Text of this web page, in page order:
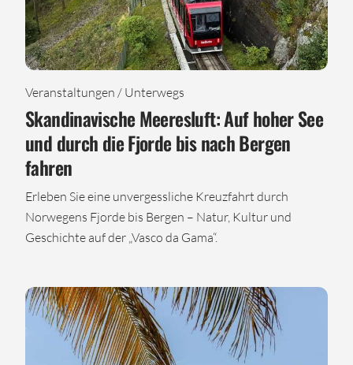
Veranstaltungen / Unterwegs
Skandinavische Meeresluft: Auf hoher See
und durch die Fjorde bis nach Bergen
fahren
Erleben Sie eine unvergessliche Kreuzfahrt durch
Norwegens Fjorde bis Bergen – Natur, Kultur und
Geschichte auf der „Vasco da Gama“.